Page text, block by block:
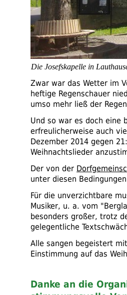
Die Josefskapelle in
Zwar war das Wetter im
heftige Regenschauer
umso mehr ließ der
Und so war es doch eine
erfreulicherweise auch
Dezember 2014 gegen
Weihnachtslieder
Der von der
unter diesen
Für die unverzichtbare
Musiker, u. a. vom
besonders großer, trotz
gelegentliche
Alle sangen begeistert
Einstimmung auf das
Danke an die